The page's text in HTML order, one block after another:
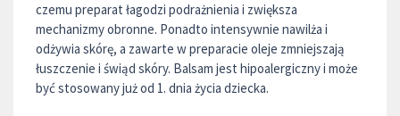
czemu preparat łagodzi podrażnienia i zwiększa
mechanizmy obronne. Ponadto intensywnie nawilża i
odżywia skórę, a zawarte w preparacie oleje zmniejszają
łuszczenie i świąd skóry. Balsam jest hipoalergiczny i może
być stosowany już od 1. dnia życia dziecka.